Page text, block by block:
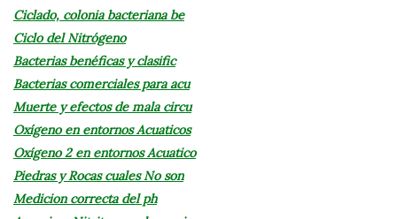
Ciclado, colonia bacteriana be
Ciclo del Nitrógeno
Bacterias benéficas y clasific
Bacterias comerciales para acu
Muerte y efectos de mala circu
Oxígeno en entornos Acuaticos
Oxígeno 2 en entornos Acuatico
Piedras y Rocas cuales No son
Medicion correcta del ph